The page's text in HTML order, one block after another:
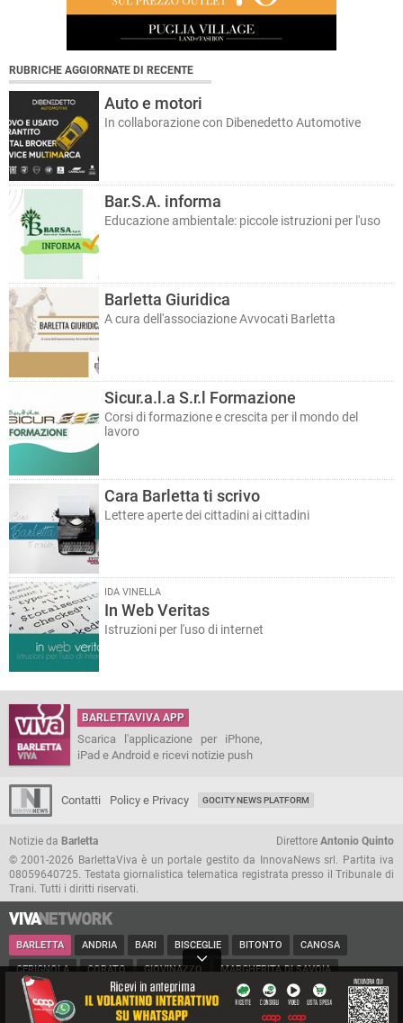
RUBRICHE AGGIORNATE DI RECENTE
Auto e motori
In collaborazione con Dibenedetto Automotive
Bar.S.A. informa
Educazione ambientale: piccole istruzioni per l'uso
Barletta Giuridica
A cura dell'associazione Avvocati Barletta
Sicur.a.l.a S.r.l Formazione
Corsi di formazione e crescita per il mondo del
lavoro
Cara Barletta ti scrivo
Lettere aperte dei cittadini ai cittadini
IDA VINELLA
In Web Veritas
Istruzioni per l'uso di internet
BARLETTAVIVA APP
Scarica l'applicazione per iPhone,
iPad e Android e ricevi notizie push
Contatti Policy e Privacy GOCITY NEWS PLATFORM
Notizie da Barletta Direttore Antonio Quinto
© 2001-2026 BarlettaViva è un portale gestito da InnovaNews srl. Partita iva
08059640725. Testata giornalistica telematica registrata presso il Tribunale di
Trani. Tutti i diritti riservati.
BARLETTA ANDRIA BARI BISCEGLIE BITONTO CANOSA
CERIGNOLA CORATO GIOVINAZZO MARGHERITA DI SAVOIA
MINERVINO MODUGNO MOLFETTA PUGLIA RUVO
SAN FERDINANDO SPINAZZOLA TRANI TRINITAPOLI